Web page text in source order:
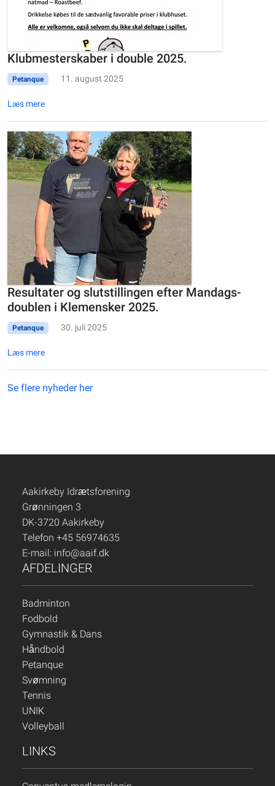
Klubmesterskaber i double 2025.
Petanque 11. august 2025
Læs mere
Resultater og slutstillingen efter Mandags-
doublen i Klemensker 2025.
Petanque 30. juli 2025
Læs mere
Se flere nyheder her
Aakirkeby Idrætsforening
Grønningen 3
DK-3720 Aakirkeby
Telefon +45 56974635
E-mail: info@aaif.dk
AFDELINGER
Badminton
Fodbold
Gymnastik & Dans
Håndbold
Petanque
Svømning
Tennis
UNIK
Volleyball
LINKS